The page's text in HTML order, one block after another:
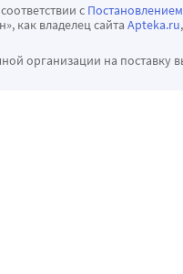
с
как владелец сайта Apteka.ru
организации на поставку